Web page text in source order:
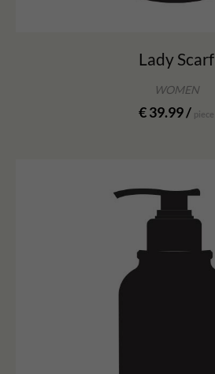
Lady Scarf
WOMEN
€ 39.99 / piece